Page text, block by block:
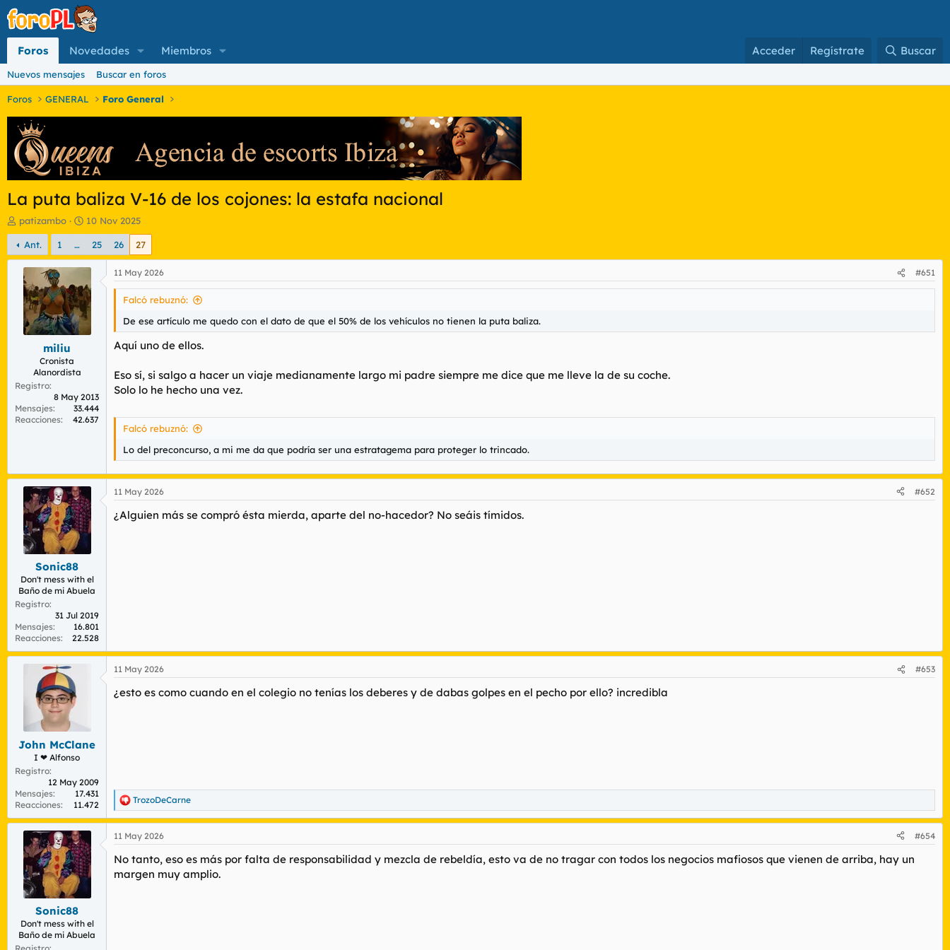
Foros Novedades Miembros Acceder Regístrate Buscar
Nuevos mensajes Buscar en foros
Foros GENERAL Foro General
La puta baliza V-16 de los cojones: la estafa nacional
I
n
i
c
a
d
o
d
e
a
patizambo
F
e
h
a
d
e
i
n
i
10 Nov 2025
Ant. 1 … 25 26 27
miliu
Cronista
Alanordista
Registro
8 May 2013
Mensajes
33.444
Reacciones
42.637
11 May 2026 #651
Falcó rebuznó:
De ese artículo me quedo con el dato de que el 50% de los vehículos no tienen la puta baliza.
Aquí uno de ellos.
Eso sí, si salgo a hacer un viaje medianamente largo mi padre siempre me dice que me lleve la de su coche.
Solo lo he hecho una vez.
Falcó rebuznó:
Lo del preconcurso, a mi me da que podría ser una estratagema para proteger lo trincado.
Sonic88
Don't mess with el
Baño de mi Abuela
Registro
31 Jul 2019
Mensajes
16.801
Reacciones
22.528
11 May 2026 #652
¿Alguien más se compró ésta mierda, aparte del no-hacedor? No seáis tímidos.
John McClane
I ❤ Alfonso
Registro
12 May 2009
Mensajes
17.431
Reacciones
11.472
11 May 2026 #653
¿esto es como cuando en el colegio no tenías los deberes y de dabas golpes en el pecho por ello? incredibla
R
e
a
c
i
o
TrozoDeCarne
Sonic88
Don't mess with el
Baño de mi Abuela
11 May 2026 #654
No tanto, eso es más por falta de responsabilidad y mezcla de rebeldía, esto va de no tragar con todos los negocios mafiosos que vienen de arriba, hay un
margen muy amplio.